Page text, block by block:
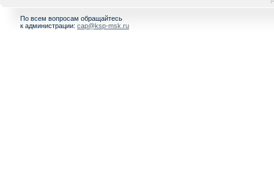
По всем вопросам обращайтесь
к администрации: cap@ksp-msk.ru